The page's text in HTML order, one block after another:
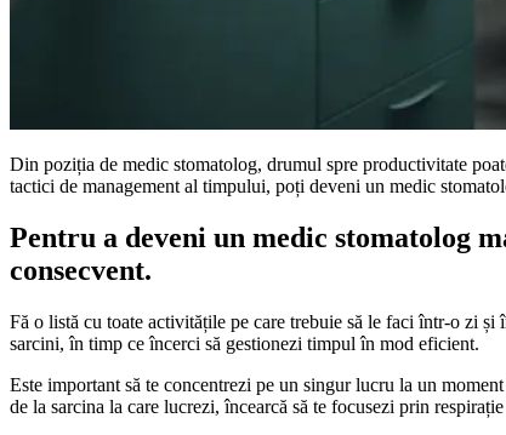
Din poziția de medic stomatolog, drumul spre productivitate
tactici de management al timpului, poți deveni un medic
Pentru a deveni un medic stomatolog
consecvent.
Fă o listă cu toate activitățile pe care trebuie să le faci într-o zi
sarcini, în timp ce încerci să gestionezi timpul în mod eficient.
Este important să te concentrezi pe un singur lucru la un
de la sarcina la care lucrezi, încearcă să te focusezi prin